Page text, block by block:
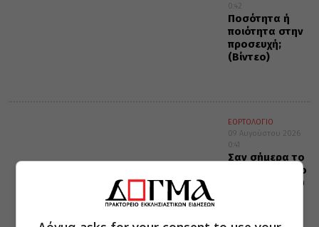
0:42
Ποσότητα ή
ποιότητα στην
προσευχή;
(Βίντεο)
ΕΟΡΤΟΛΟΓΙΟ
09 Αυγούστου 2026
0:41
Σαν σήμερα το
1823 πεθαίνει ο
αγωνιστής του